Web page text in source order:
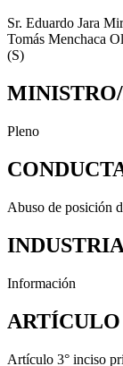
Sr. Eduardo Jara
Tomás Menchaca
(S)
Pleno
Abuso de posición
Información
Artículo 3° inciso